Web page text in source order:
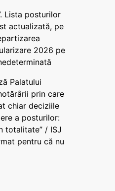
Lista posturilor
actualizată, pe
2026 pe
Palatului
prin care
chiar deciziile
a posturilor:
totalitate” / ISJ
pentru că nu